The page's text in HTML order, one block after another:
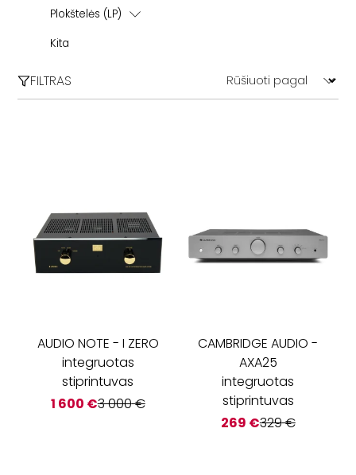
FILTRAS
Plokštelės (LP)
Rock / Alternative
Kita
AUDIO NOTE - I ZERO
integruotas
stiprintuvas
1 600 €3 000€
CAMBRIDGE AUDIO -
AXA25
integruotas
stiprintuvas
269 €329€